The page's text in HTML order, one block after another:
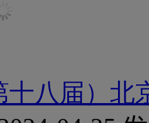
十八届）北